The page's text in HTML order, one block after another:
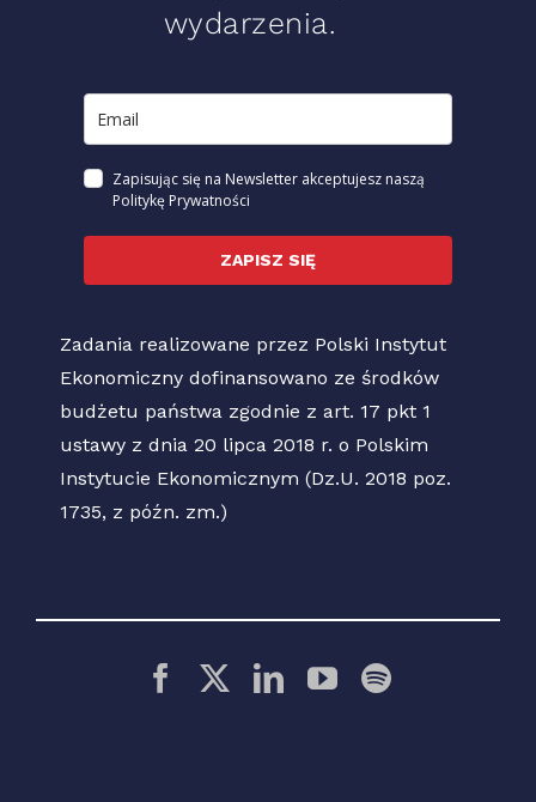
wydarzenia.
Zapisując się na Newsletter akceptujesz naszą
Politykę Prywatności
ZAPISZ SIĘ
Zadania realizowane przez Polski Instytut
Ekonomiczny dofinansowano ze środków
budżetu państwa zgodnie z art. 17 pkt 1
ustawy z dnia 20 lipca 2018 r. o Polskim
Instytucie Ekonomicznym (Dz.U. 2018 poz.
1735, z późn. zm.)